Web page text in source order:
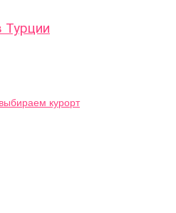
Турции